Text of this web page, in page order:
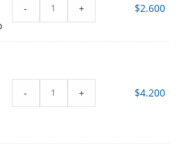
- + $2.600
- + $4.200